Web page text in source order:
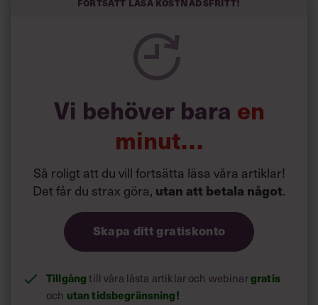
sälja hälsoalternativet för sig, sälj nyttighet och synd i ett
Vi behöver bara en
minut…
Så roligt att du vill fortsätta läsa våra artiklar!
Det får du strax göra, utan att betala något.
Skapa ditt gratiskonto
Tillgångtill våra låsta artiklar och webinargratis
och utan tidsbegränsning!